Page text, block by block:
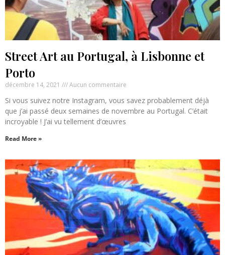
Street Art au Portugal, à Lisbonne et
Porto
décembre 14, 2021 Aucun commentaire
Si vous suivez notre Instagram, vous savez probablement déjà
que j’ai passé deux semaines de novembre au Portugal. C’était
incroyable ! J’ai vu tellement d’œuvres
Read More »